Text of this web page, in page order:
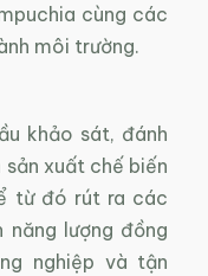
cùng các
môi trường.
khảo sát, đánh
xuất chế biến
từ đó rút ra các
năng lượng đồng
nghiệp và tận